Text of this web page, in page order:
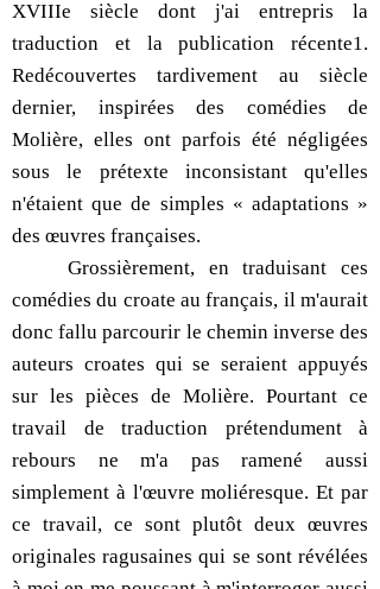
XVIIIe siècle dont j'ai entrepris la
traduction et la publication récente1.
Redécouvertes tardivement au siècle
dernier, inspirées des comédies de
Molière, elles ont parfois été négligées
sous le prétexte inconsistant qu'elles
n'étaient que de simples « adaptations »
des œuvres françaises.
Grossièrement, en traduisant ces
comédies du croate au français, il m'aurait
donc fallu parcourir le chemin inverse des
auteurs croates qui se seraient appuyés
sur les pièces de Molière. Pourtant ce
travail de traduction prétendument à
rebours ne m'a pas ramené aussi
simplement à l'œuvre moliéresque. Et par
ce travail, ce sont plutôt deux œuvres
originales ragusaines qui se sont révélées